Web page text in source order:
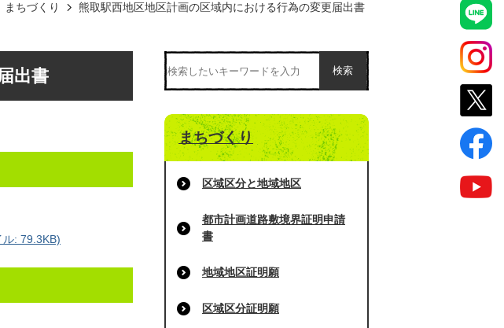
まちづくり 熊取駅西地区地区計画の区域内における行為の変更届出書
出書
: 79.3KB)
検索
まちづくり
区域区分と地域地区
都市計画道路敷境界証明申請
書
地域地区証明願
区域区分証明願